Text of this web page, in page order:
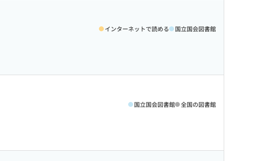
インターネットで読める 国立国会図書館
国立国会図書館 全国の図書館